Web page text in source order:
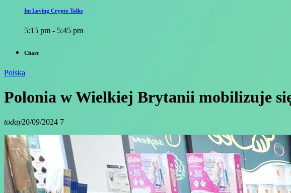
Im Loving Crypto Talks
5:15 pm - 5:45 pm
Chart
Polska
Polonia w Wielkiej Brytanii mobilizuje
today20/09/2024 7